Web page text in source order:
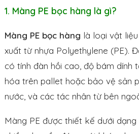
1. Màng PE bọc hàng là gì?
Màng PE bọc hàng là loại vật
xuất từ ​​nhựa Polyethylene (PE).
có tính đàn hồi cao, độ bám dính
hóa trên pallet hoặc bảo vệ sản
nước, và các tác nhân từ bên
Màng PE được thiết kế dưới dạng